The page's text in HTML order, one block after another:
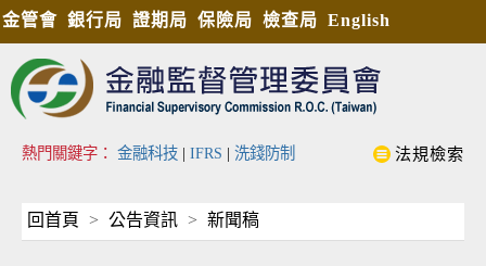
金管會 銀行局 證期局 保險局 檢查局 English
熱門關鍵字： 金融科技 | IFRS | 洗錢防制 法規檢索
回首頁 公告資訊 新聞稿